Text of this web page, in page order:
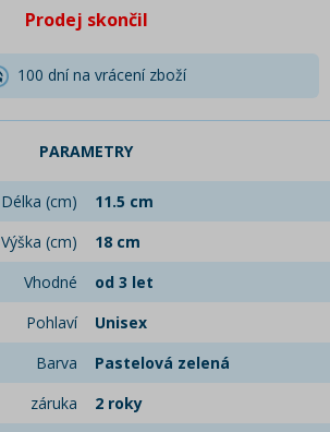
Prodej skončil
100 dní na vrácení zboží
PARAMETRY
Délka (cm)
11.5 cm
Výška (cm)
18 cm
Vhodné
od 3 let
Pohlaví
Unisex
Barva
Pastelová zelená
záruka
2 roky